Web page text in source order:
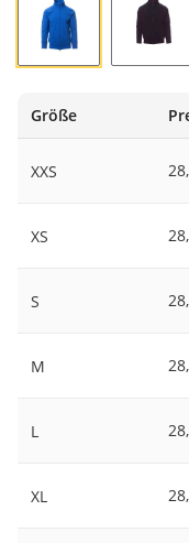
Größe
XXS
XS
S
M
L
XL